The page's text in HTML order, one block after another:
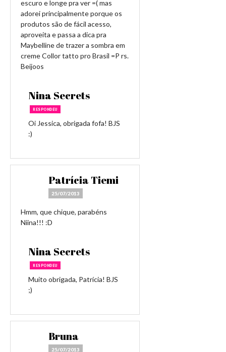
escuro e longe pra ver =( mas
adorei principalmente porque os
produtos são de fácil acesso,
aproveita e passa a dica pra
Maybelline de trazer a sombra em
creme Collor tatto pro Brasil =P rs.
Beijoos
Nina Secrets
RESPONDEU
Oi Jessica, obrigada fofa! BJS
:)
Patrícia Tiemi
25/07/2013
Hmm, que chique, parabéns
Niina!!! :D
Nina Secrets
RESPONDEU
Muito obrigada, Patrícia! BJS
;)
Bruna
25/07/2013